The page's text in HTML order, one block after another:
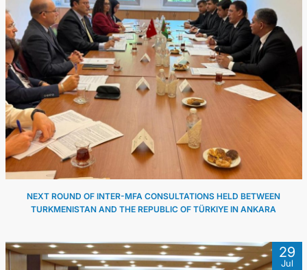
NEXT ROUND OF INTER-MFA CONSULTATIONS HELD BETWEEN
TURKMENISTAN AND THE REPUBLIC OF TÜRKIYE IN ANKARA
29
Jul